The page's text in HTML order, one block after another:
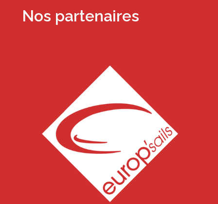
Nos partenaires